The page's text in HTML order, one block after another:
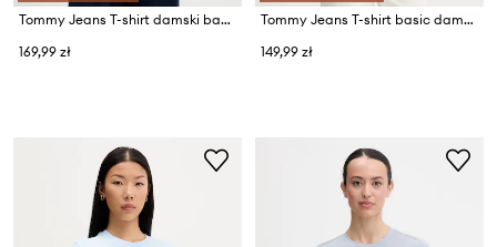
Tommy Jeans T-shirt damski bawełniany z elastanem
169,99 zł
Tommy Jeans T-shirt basic damski bawełniany z elastanem
149,99 zł